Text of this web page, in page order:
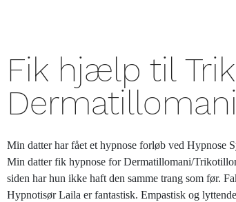
Fik hjælp til
Dermatillomani
Min datter har fået et hypnose forløb ved Hypnose
Min datter fik hypnose for Dermatillomani/
siden har hun ikke haft den samme trang som før.
Hypnotisør Laila er fantastisk. Empastisk og